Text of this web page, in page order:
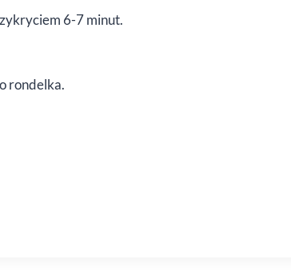
6-7 minut.
rondelka.